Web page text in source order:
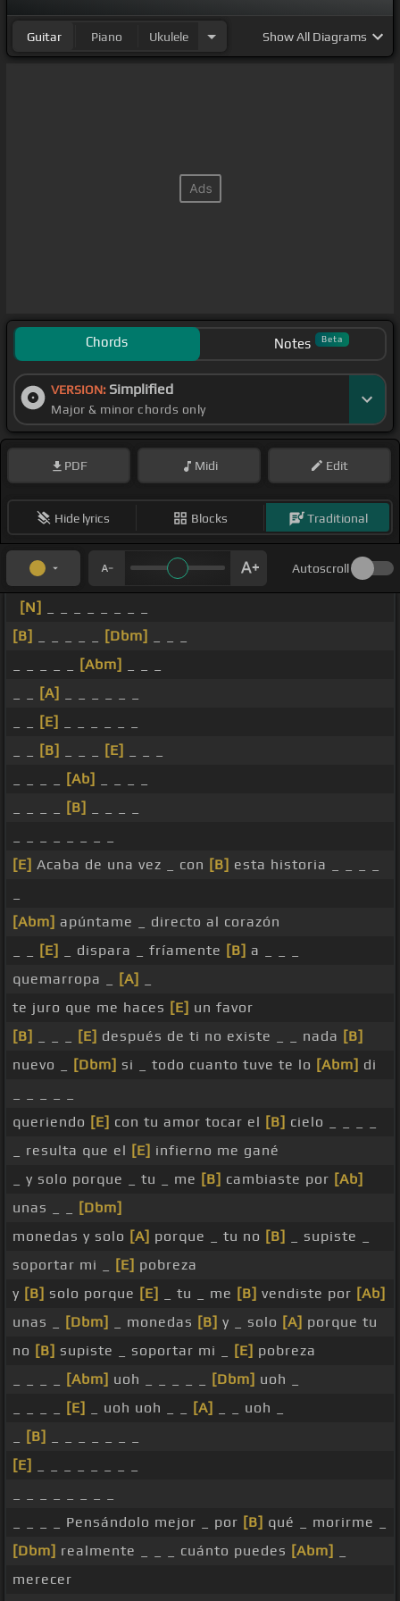
Guitar Piano Ukulele ShowAll Diagrams
Chords Notes Beta
VERSION: Simplified
Major & minor chords only
PDF Midi Edit
Hide lyrics Blocks Traditional
Autoscroll
[N]
[B]
[Dbm]
[Abm]
[A]
[E]
[B] [E]
[Ab]
[B]
[E] Acaba de una vez _ con [B] esta historia _ _ _ _
[Abm] apúntame _ directo al corazón
[E] _ dispara _ fríamente [B] a _ _ _
quemarropa _
[A]
te juro que me haces [E] un favor
[B]
[E] después de ti no existe _ _ nada [B]
nuevo _
[Dbm] si _ todo cuanto tuve te lo [Abm] di
queriendo [E] con tu amor tocar el [B] cielo _ _ _ _
_ resulta que el [E] infierno me gané
_ y solo porque _ tu _ me [B] cambiaste por [Ab]
unas _ _
[Dbm]
monedas y solo [A] porque _ tu no [B]
_ supiste _
soportar mi _
[E] pobreza
y [B] solo porque [E] _ tu _ me [B] vendiste por [Ab]
unas _
[Dbm] _ monedas [B] y _ solo [A] porque tu
no [B] supiste _ soportar mi _ [E] pobreza
[Abm] uoh _ _ _ _ _ [Dbm] uoh _
[E] _ uoh uoh _ _ [A]
_ _ uoh _
[B]
[E]
_ _ _ _ Pensándolo mejor _ por [B] qué _ morirme _
[Dbm] realmente _ _ _ cuánto puedes [Abm]
merecer